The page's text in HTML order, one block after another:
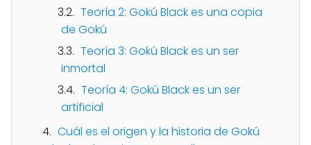
Teoría 2: Gokú Black es una copia
de Gokú
Teoría 3: Gokú Black es un ser
inmortal
Teoría 4: Gokú Black es un ser
artificial
Cuál es el origen y la historia de Gokú